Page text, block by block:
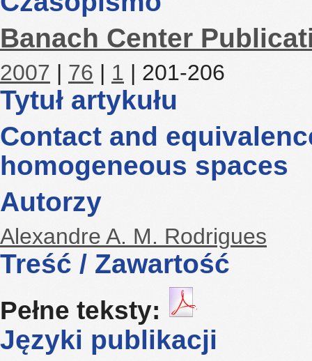
Banach Center
2007 | 76 | 1 | 201-206
Tytuł artykułu
Contact and
homogeneous spaces
Autorzy
Alexandre A. M. Rodrigues
Treść / Zawartość
Pełne teksty:
Języki publikacji